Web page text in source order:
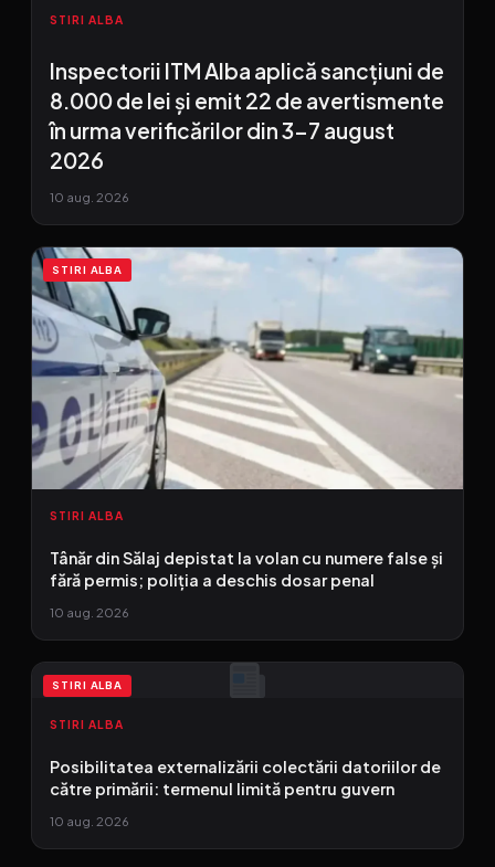
STIRI ALBA
Inspectorii ITM Alba aplică sancțiuni de
8.000 de lei și emit 22 de avertismente
în urma verificărilor din 3-7 august
2026
10 aug. 2026
STIRI ALBA
STIRI ALBA
Tânăr din Sălaj depistat la volan cu numere false și
fără permis; poliția a deschis dosar penal
10 aug. 2026
STIRI ALBA
STIRI ALBA
Posibilitatea externalizării colectării datoriilor de
către primării: termenul limită pentru guvern
10 aug. 2026